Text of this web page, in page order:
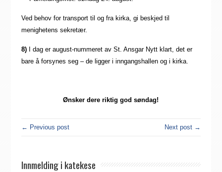
Ved behov for transport til og fra kirka, gi beskjed til
menighetens sekretær.
8)I dag er august-nummeret av St. Ansgar Nytt klart, det er
bare å forsynes seg – de ligger i inngangshallen og i kirka.
Ønsker dere riktig god søndag!
← Previous post Next post →
Innmelding i katekese